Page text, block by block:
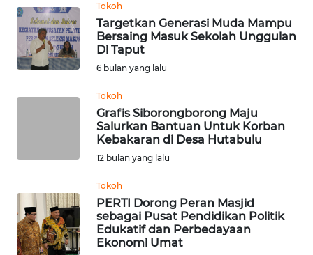
Tokoh
Targetkan Generasi Muda Mampu
Bersaing Masuk Sekolah Unggulan
Di Taput
6 bulan yang lalu
Tokoh
Grafis Siborongborong Maju
Salurkan Bantuan Untuk Korban
Kebakaran di Desa Hutabulu
12 bulan yang lalu
Tokoh
PERTI Dorong Peran Masjid
sebagai Pusat Pendidikan Politik
Edukatif dan Perbedayaan
Ekonomi Umat
SERAMBI
WN
JAMBI
WN
WN
SULTENG